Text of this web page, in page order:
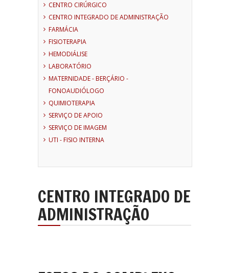
CENTRO CIRÚRGICO
CENTRO INTEGRADO DE ADMINISTRAÇÃO
FARMÁCIA
FISIOTERAPIA
HEMODIÁLISE
LABORATÓRIO
MATERNIDADE - BERÇÁRIO -
FONOAUDIÓLOGO
QUIMIOTERAPIA
SERVIÇO DE APOIO
SERVIÇO DE IMAGEM
UTI - FISIO INTERNA
CENTRO INTEGRADO DE
ADMINISTRAÇÃO